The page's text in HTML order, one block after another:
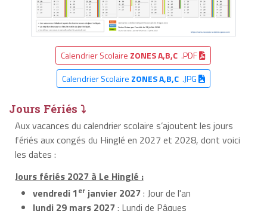
Calendrier Scolaire ZONES A,B,C .PDF
Calendrier Scolaire ZONES A,B,C.JPG
Jours Fériés ⤵
Aux vacances du calendrier scolaire s’ajoutent les jours
fériés aux congés du Hinglé en 2027 et 2028, dont voici
les dates :
Jours fériés 2027 à Le Hinglé :
vendredi 1er janvier 2027: Jour de l'an
lundi 29 mars 2027: Lundi de Pâques